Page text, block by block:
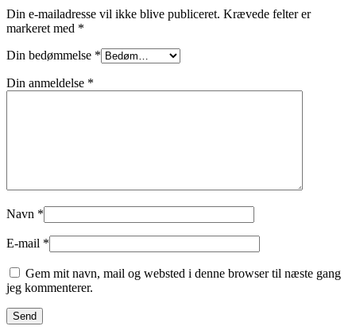
Din e-mailadresse vil ikke blive publiceret. Krævede felter er
markeret med *
Din bedømmelse *
Din anmeldelse *
Navn *
E-mail *
Gem mit navn, mail og websted i denne browser til næste gang
jeg kommenterer.